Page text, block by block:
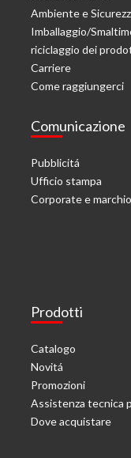
Ambiente e
Imballaggio/
riciclaggio dei
Carriere
Come raggiungerci
Comunicazione
Pubblicitá
Ufficio stampa
Corporate e marchio
Prodotti
Catalogo
Novitá
Promozioni
Assistenza tecnica
Dove acquistare